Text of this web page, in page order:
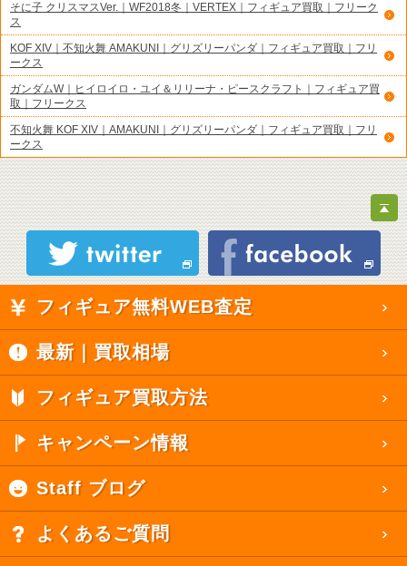
そに子 クリスマスVer.｜WF2018冬｜VERTEX｜フィギュア買取｜フリーク
ス
KOF XIV｜不知火舞 AMAKUNI｜グリズリーパンダ｜フィギュア買取｜フリ
ークス
ガンダムW｜ヒイロイロ・ユイ＆リリーナ・ピースクラフト｜フィギュア買
取｜フリークス
不知火舞 KOF XIV｜AMAKUNI｜グリズリーパンダ｜フィギュア買取｜フリ
ークス
フィギュア無料WEB査定
最新｜買取相場
フィギュア買取方法
キャンペーン情報
Staff ブログ
よくあるご質問